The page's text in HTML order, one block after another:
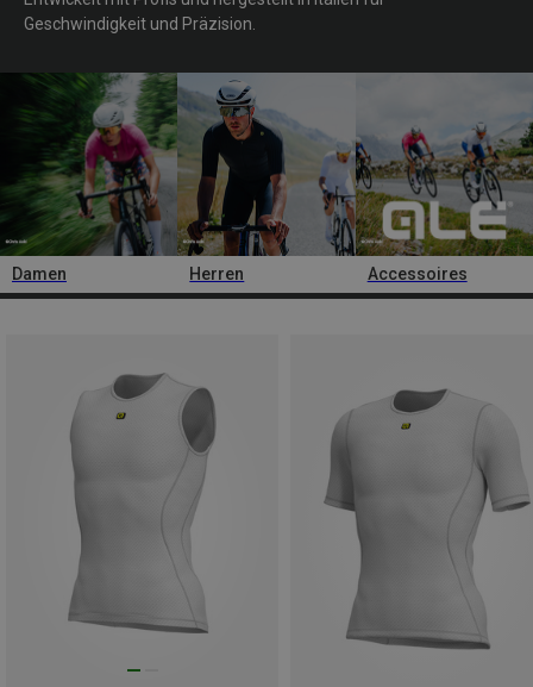
Geschwindigkeit und Präzision.
Damen Herren Accessoires